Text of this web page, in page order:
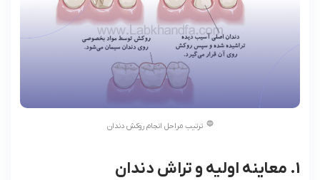
ترتیب مراحل انجام روکش دندان
1. معاینه اولیه و تراش دندان